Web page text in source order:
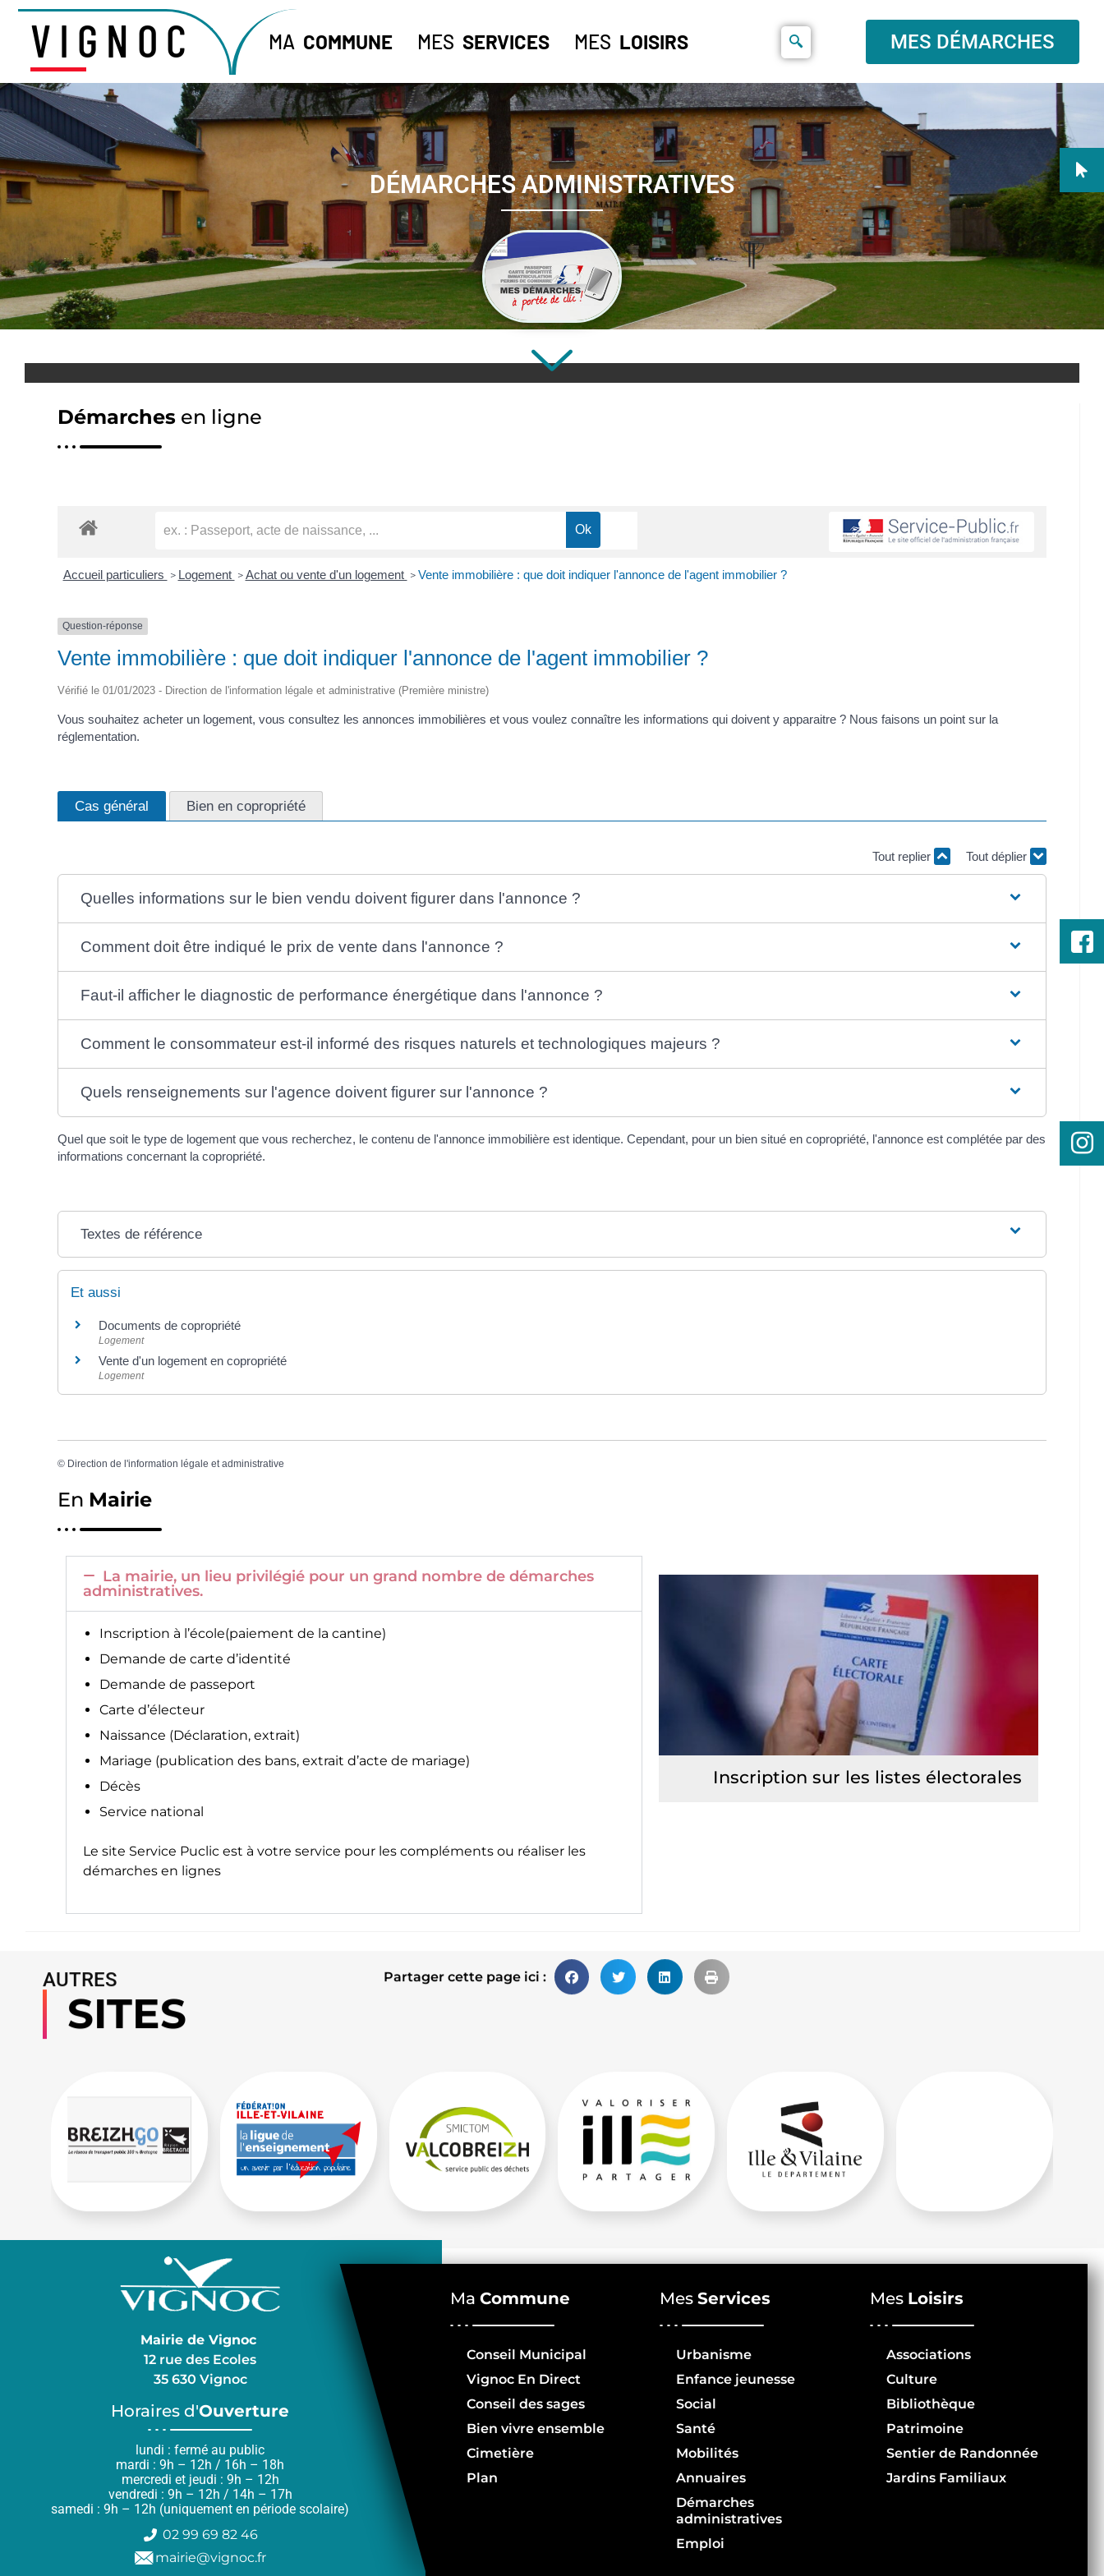
VIGNOC MA COMMUNE MES SERVICES MES LOISIRS MES DÉMARCHES
DÉMARCHES ADMINISTRATIVES
Démarches en ligne
Accueil particuliers > Logement > Achat ou vente d'un logement > Vente immobilière : que doit indiquer l'annonce de l'agent immobilier ?
Question-réponse
Vente immobilière : que doit indiquer l'annonce de l'agent immobilier ?
Vérifié le 01/01/2023 - Direction de l'information légale et administrative (Première ministre)
Vous souhaitez acheter un logement, vous consultez les annonces immobilières et vous voulez connaître les informations qui doivent y apparaitre ? Nous faisons un point sur la
réglementation.
Cas général Bien en copropriété
Tout replier Tout déplier
Quelles informations sur le bien vendu doivent figurer dans l'annonce ?
Comment doit être indiqué le prix de vente dans l'annonce ?
Faut-il afficher le diagnostic de performance énergétique dans l'annonce ?
Comment le consommateur est-il informé des risques naturels et technologiques majeurs ?
Quels renseignements sur l'agence doivent figurer sur l'annonce ?
Quel que soit le type de logement que vous recherchez, le contenu de l'annonce immobilière est identique. Cependant, pour un bien situé en copropriété, l'annonce est complétée par des
informations concernant la copropriété.
Textes de référence
Et aussi
Documents de copropriété
Logement
Vente d'un logement en copropriété
Logement
© Direction de l'information légale et administrative
En Mairie
La mairie, un lieu privilégié pour un grand nombre de démarches
administratives.
Inscription à l’école(paiement de la cantine)
Demande de carte d’identité
Demande de passeport
Carte d’électeur
Naissance (Déclaration, extrait)
Mariage (publication des bans, extrait d’acte de mariage)
Décès
Service national
Le site Service Puclic est à votre service pour les compléments ou réaliser les
démarches en lignes
Inscription sur les listes électorales
Partager cette page ici :
AUTRES
SITES
Mairie de Vignoc
12 rue des Ecoles
35 630 Vignoc
Horaires d'Ouverture
lundi : fermé au public
mardi : 9h – 12h / 16h – 18h
mercredi et jeudi : 9h – 12h
vendredi : 9h – 12h / 14h – 17h
samedi : 9h – 12h (uniquement en période scolaire)
02 99 69 82 46
mairie@vignoc.fr
Ma Commune
Conseil Municipal
Vignoc En Direct
Conseil des sages
Bien vivre ensemble
Cimetière
Plan
MesServices
Urbanisme
Enfance jeunesse
Social
Santé
Mobilités
Annuaires
Démarches
administratives
Emploi
Mes Loisirs
Associations
Culture
Bibliothèque
Patrimoine
Sentier de Randonnée
Jardins Familiaux